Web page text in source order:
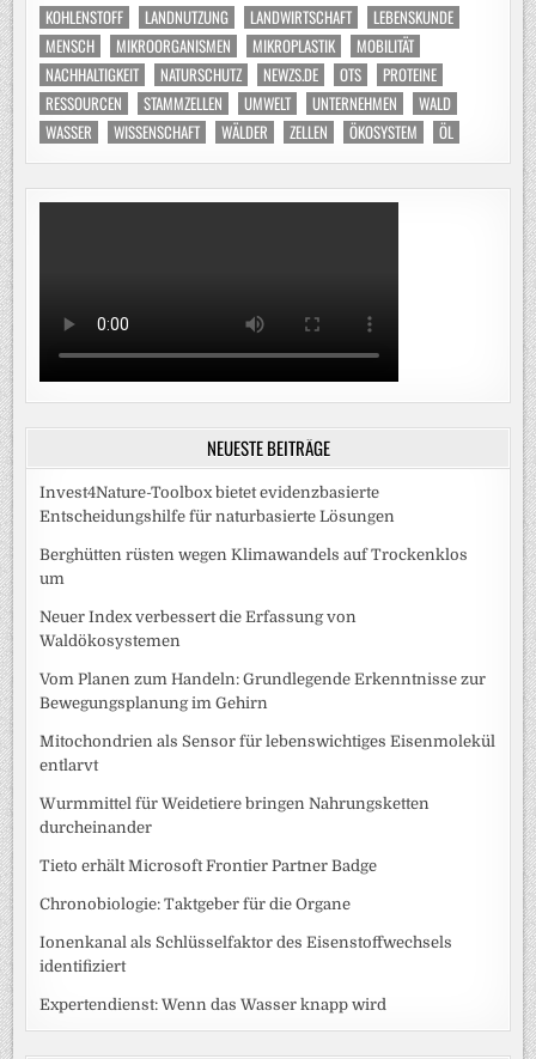
KOHLENSTOFF
LANDNUTZUNG LANDWIRTSCHAFT
LEBENSKUNDE
MENSCH
MIKROORGANISMEN MIKROPLASTIK
MOBILITÄT
NACHHALTIGKEIT
NATURSCHUTZ NEWZS.DE OTS
PROTEINE
RESSOURCEN
STAMMZELLEN UMWELT UNTERNEHMEN
WALD
WASSER
WISSENSCHAFT WÄLDER ZELLEN ÖKOSYSTEM ÖL
NEUESTE BEITRÄGE
Invest4Nature-Toolbox bietet evidenzbasierte
Entscheidungshilfe für naturbasierte Lösungen
Berghütten rüsten wegen Klimawandels auf Trockenklos
um
Neuer Index verbessert die Erfassung von
Waldökosystemen
Vom Planen zum Handeln: Grundlegende Erkenntnisse zur
Bewegungsplanung im Gehirn
Mitochondrien als Sensor für lebenswichtiges Eisenmolekül
entlarvt
Wurmmittel für Weidetiere bringen Nahrungsketten
durcheinander
Tieto erhält Microsoft Frontier Partner Badge
Chronobiologie: Taktgeber für die Organe
Ionenkanal als Schlüsselfaktor des Eisenstoffwechsels
identifiziert
Expertendienst: Wenn das Wasser knapp wird